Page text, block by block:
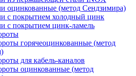
оцинкованные (метод Сендзимира)
с покрытием холодный цинк
с покрытием цинк-ламель
горячеоцинкованные (метод
для кабель-каналов
оцинкованные (метод